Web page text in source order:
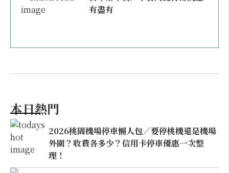
有盡有
本日熱門
2026桃園機場停車懶人包／要停桃機還是機場
外圍？收費各多少？信用卡停車優惠一次整
理！